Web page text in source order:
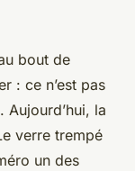
bout de
: ce n’est pas
Aujourd’hui, la
verre trempé
un des